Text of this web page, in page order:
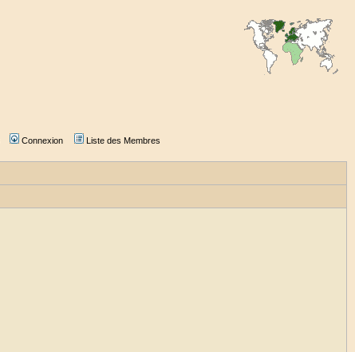
Connexion Liste des Membres